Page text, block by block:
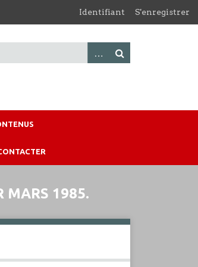
Identifiant S'enregistrer
MARS 1985.